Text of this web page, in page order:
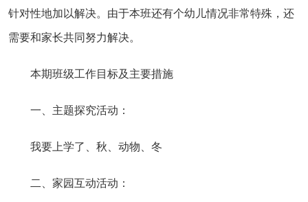
针对性地加以解决。由于本班还有个幼儿情况非常特殊，还
需要和家长共同努力解决。
本期班级工作目标及主要措施
一、主题探究活动：
我要上学了、秋、动物、冬
二、家园互动活动：